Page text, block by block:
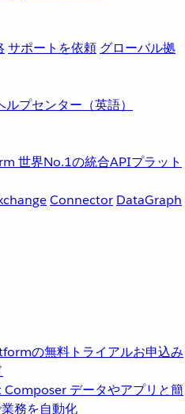
サポートを依頼 グローバル拠
ルプセンター（英語）
世界No.1の統合APIプラット
Connector DataGraph
の無料トライアルお申込み
Composer データやアプリと簡
務を自動化